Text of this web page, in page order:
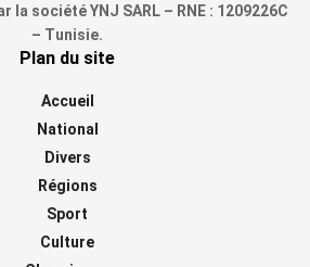
la société YNJ SARL – RNE : 1209226C
– Tunisie.
Plan du site
Accueil
National
Divers
Régions
Sport
Culture